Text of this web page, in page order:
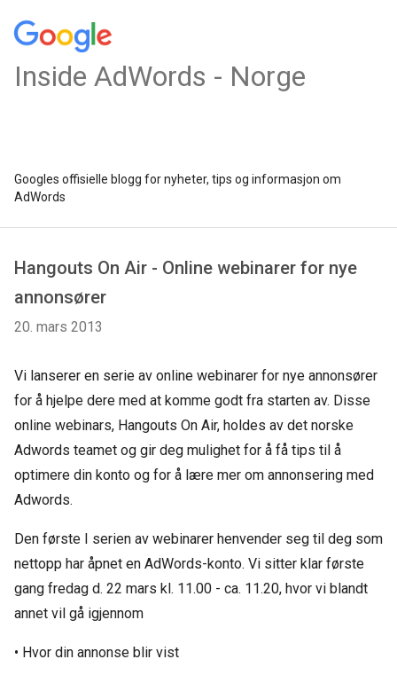
Inside AdWords - Norge
Googles offisielle blogg for nyheter, tips og informasjon om
AdWords
Hangouts On Air - Online webinarer for nye
annonsører
20. mars 2013
Vi lanserer en serie av online webinarer for nye annonsører
for å hjelpe dere med at komme godt fra starten av. Disse
online webinars, Hangouts On Air, holdes av det norske
Adwords teamet og gir deg mulighet for å få tips til å
optimere din konto og for å lære mer om annonsering med
Adwords.
Den første I serien av webinarer henvender seg til deg som
nettopp har åpnet en AdWords-konto. Vi sitter klar første
gang fredag d. 22 mars kl. 11.00 - ca. 11.20, hvor vi blandt
annet vil gå igjennom
• Hvor din annonse blir vist